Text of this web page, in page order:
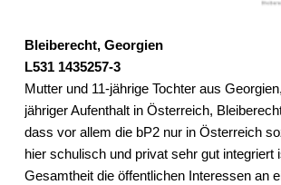
Bleiberecht, Georgien
L531 1435257-3
Mutter und 11-jährige Tochter aus
jähriger Aufenthalt in Österreich,
dass vor allem die bP2 nur in Österreich
hier schulisch und privat sehr gut integriert
Gesamtheit die öffentlichen Interessen an